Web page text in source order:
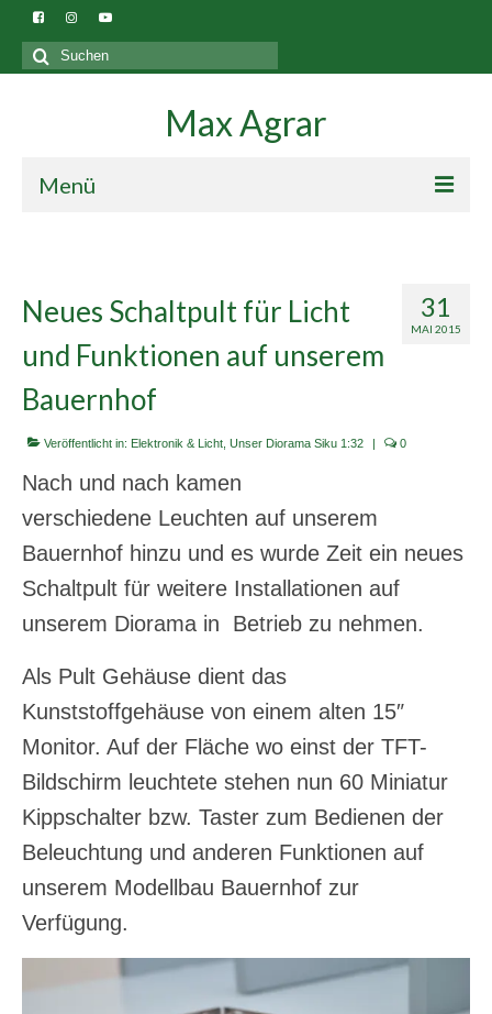
Suchen
nach:
Max Agrar
Menü
31
MAI 2015
Neues Schaltpult für Licht
und Funktionen auf unserem
Bauernhof
Veröffentlicht in: Elektronik & Licht Unser Diorama Siku 1:32 | 0
Nach und nach kamen
verschiedene Leuchten auf unserem
Bauernhof hinzu und es wurde Zeit ein neues
Schaltpult für weitere Installationen auf
unserem Diorama in Betrieb zu nehmen.
Als Pult Gehäuse dient das
Kunststoffgehäuse von einem alten 15″
Monitor. Auf der Fläche wo einst der TFT-
Bildschirm leuchtete stehen nun 60 Miniatur
Kippschalter bzw. Taster zum Bedienen der
Beleuchtung und anderen Funktionen auf
unserem Modellbau Bauernhof zur
Verfügung.